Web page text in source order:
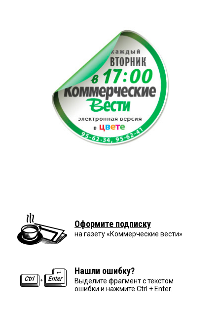
Оформите подписку
на газету «Коммерческие вести»
Нашли ошибку?
Выделите фрагмент с текстом
ошибки и нажмите Ctrl + Enter.